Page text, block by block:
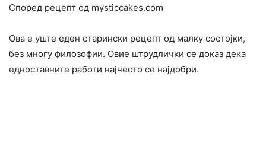
Според рецепт од mysticcakes.com
Ова е уште еден старински рецепт од малку состојки,
без многу филозофии. Овие штрудлички се доказ дека
едноставните работи најчесто се најдобри.